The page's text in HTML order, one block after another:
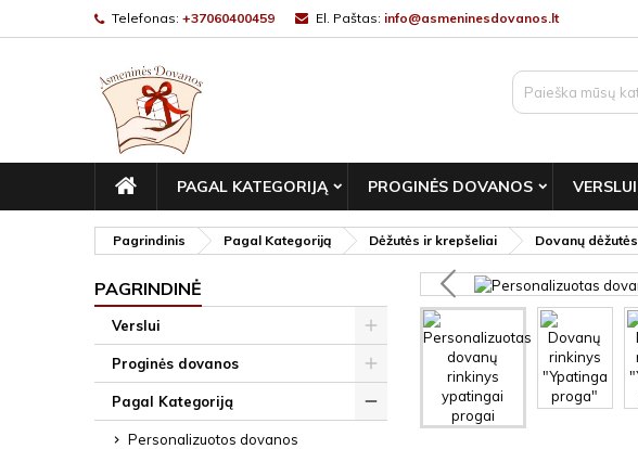
Telefonas: +37060400459 El. Paštas: info@asmeninesdovanos.lt
PAGRINDINIS
PAGAL KATEGORIJĄ PROGINĖS DOVANOS VERSLUI
Pagrindinis Pagal Kategoriją Dėžutės ir krepšeliai Dovanų dėžutės
PAGRINDINĖ
Verslui
Proginės dovanos
Pagal Kategoriją
Personalizuotos dovanos